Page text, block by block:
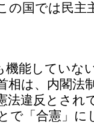
国では民主
機能していな
相は、内閣法
法違反とされ
で「合憲」に